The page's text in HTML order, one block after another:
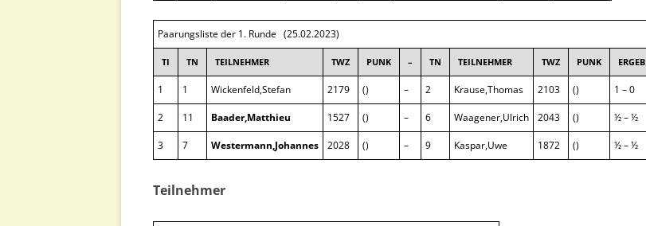
Paarungsliste der 1. Runde (25.02.2023)
TI TN TEILNEHMER TWZ PUNK – TN TEILNEHMER TWZ PUNK ERGEB
1 1 Wickenfeld,Stefan 2179 () – 2 Krause,Thomas 2103 () 1 – 0
2 11 Baader,Matthieu 1527 () – 6 Waagener,Ulrich 2043 () ½ – ½
3 7 Westermann,Johannes 2028 () – 9 Kaspar,Uwe 1872 () ½ – ½
Teilnehmer